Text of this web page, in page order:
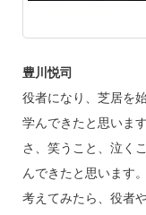
豊川悦司
役者になり、芝居を
学んできたと思いま
さ、笑うこと、泣く
んできたと思います。
考えてみたら、役者